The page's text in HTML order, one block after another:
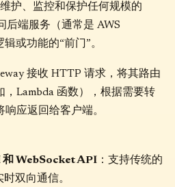
护、监控和保护任何规模的
后端服务（通常是 AWS
或功能的“前门”。
接收 HTTP 请求，将其路由
，Lambda 函数），根据需要转
应返回给客户端。
WebSocket API ：支持传统的
双向通信。